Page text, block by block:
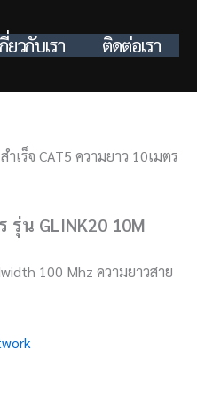
ยวกับเรา ติดต่อเรา
ำเร็จ CAT5 ความยาว 10เมตร
รุ่น GLINK20 10M
100 Mhz ความยาวสาย